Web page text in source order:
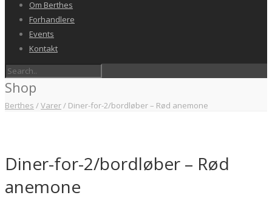
Om Berthes
Forhandlere
Events
Kontakt
Shop
Berthes /Varer/ Diner-for-2/bordløber – Rød anemone
Diner-for-2/bordløber – Rød
anemone